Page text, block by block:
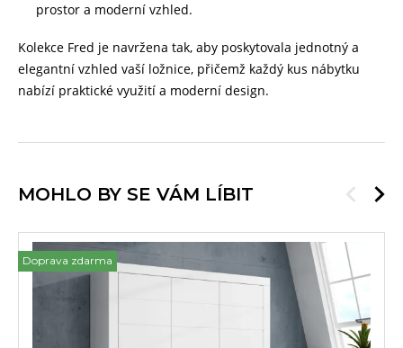
prostor a moderní vzhled.
Kolekce Fred je navržena tak, aby poskytovala jednotný a
elegantní vzhled vaší ložnice, přičemž každý kus nábytku
nabízí praktické využití a moderní design.
MOHLO BY SE VÁM LÍBIT
Doprava zdarma